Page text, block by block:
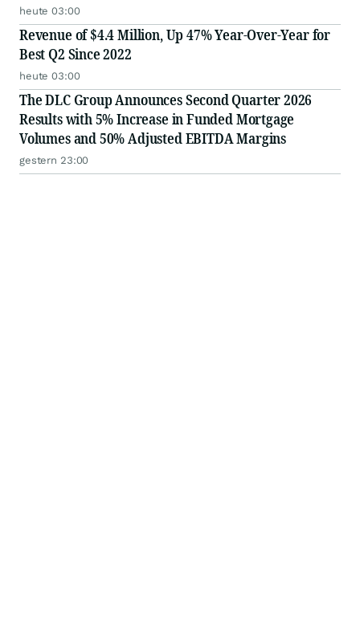
heute 03:00
Revenue of $4.4 Million, Up 47% Year-Over-Year for
Best Q2 Since 2022
heute 03:00
The DLC Group Announces Second Quarter 2026
Results with 5% Increase in Funded Mortgage
Volumes and 50% Adjusted EBITDA Margins
gestern 23:00